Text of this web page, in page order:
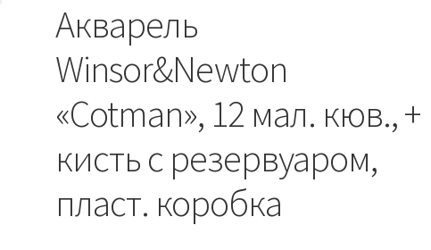
Акварель
Winsor&Newton
«Cotman», 12 мал. кюв., +
кисть с резервуаром,
пласт. коробка